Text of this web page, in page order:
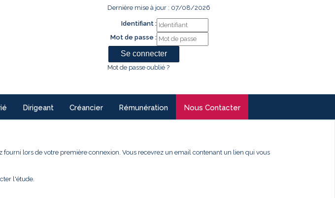
Dernière mise à jour : 07/08/2026
Identifiant :
Mot de passe :
Mot de passe oublié ?
Dirigeant Créancier Rémunération Nous Contacter
lors de votre première connexion. Vous recevrez un email contenant un lien qui vous
l'étude.